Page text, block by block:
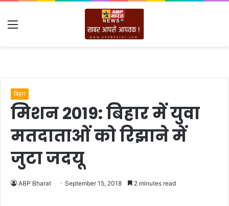
Menu
बिहार
मिशन 2019: बिहार में युवा
मतदाताओं को रिझाने में
जुटा जदयू
ABP Bharat September 15, 2018 2 minutes read